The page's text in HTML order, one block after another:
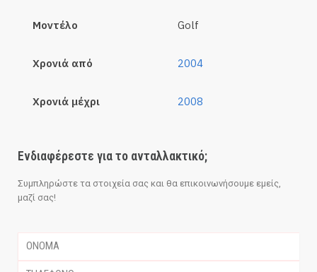
Μοντέλο Golf
Χρονιά από 2004
Χρονιά μέχρι 2008
Ενδιαφέρεστε για το ανταλλακτικό;
Συμπληρώστε τα στοιχεία σας και θα επικοινωνήσουμε εμείς,
μαζί σας!